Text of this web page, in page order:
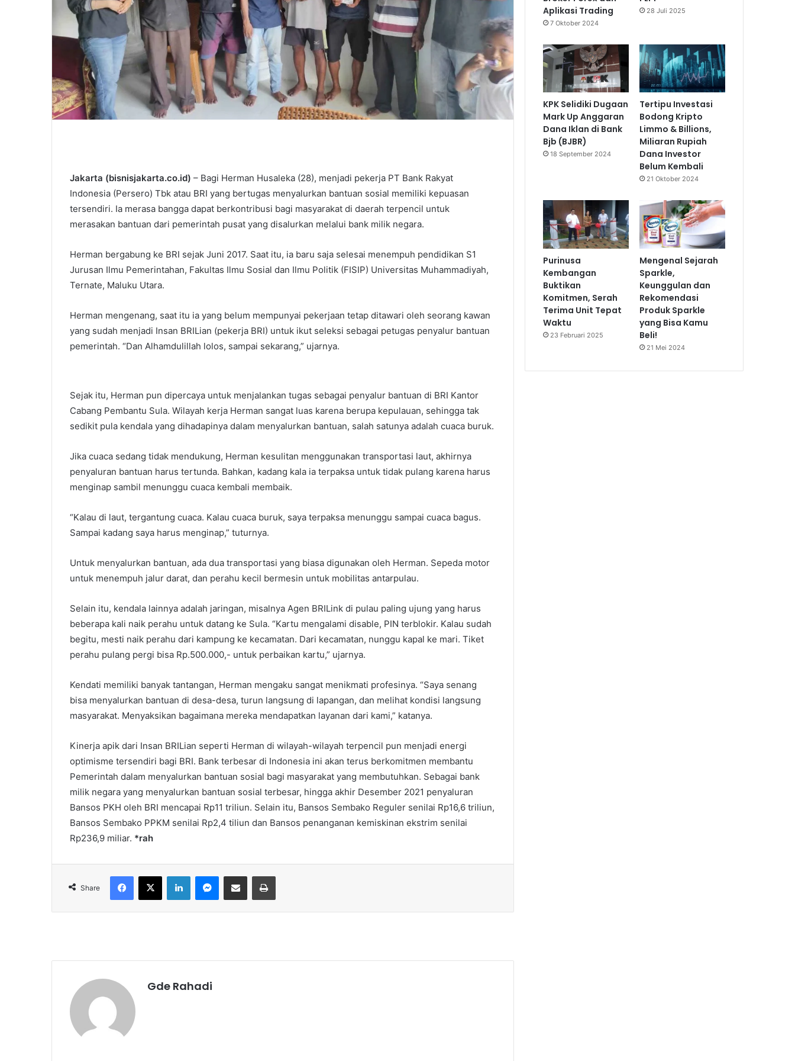
Jakarta (bisnisjakarta.co.id) – Bagi Herman Husaleka (28), menjadi pekerja PT Bank Rakyat
Indonesia (Persero) Tbk atau BRI yang bertugas menyalurkan bantuan sosial memiliki kepuasan
tersendiri. Ia merasa bangga dapat berkontribusi bagi masyarakat di daerah terpencil untuk
merasakan bantuan dari pemerintah pusat yang disalurkan melalui bank milik negara.
Herman bergabung ke BRI sejak Juni 2017. Saat itu, ia baru saja selesai menempuh pendidikan S1
Jurusan Ilmu Pemerintahan, Fakultas Ilmu Sosial dan Ilmu Politik (FISIP) Universitas Muhammadiyah,
Ternate, Maluku Utara.
Herman mengenang, saat itu ia yang belum mempunyai pekerjaan tetap ditawari oleh seorang kawan
yang sudah menjadi Insan BRILian (pekerja BRI) untuk ikut seleksi sebagai petugas penyalur bantuan
pemerintah. “Dan Alhamdulillah lolos, sampai sekarang,” ujarnya.
Sejak itu, Herman pun dipercaya untuk menjalankan tugas sebagai penyalur bantuan di BRI Kantor
Cabang Pembantu Sula. Wilayah kerja Herman sangat luas karena berupa kepulauan, sehingga tak
sedikit pula kendala yang dihadapinya dalam menyalurkan bantuan, salah satunya adalah cuaca buruk.
Jika cuaca sedang tidak mendukung, Herman kesulitan menggunakan transportasi laut, akhirnya
penyaluran bantuan harus tertunda. Bahkan, kadang kala ia terpaksa untuk tidak pulang karena harus
menginap sambil menunggu cuaca kembali membaik.
“Kalau di laut, tergantung cuaca. Kalau cuaca buruk, saya terpaksa menunggu sampai cuaca bagus.
Sampai kadang saya harus menginap,” tuturnya.
Untuk menyalurkan bantuan, ada dua transportasi yang biasa digunakan oleh Herman. Sepeda motor
untuk menempuh jalur darat, dan perahu kecil bermesin untuk mobilitas antarpulau.
Selain itu, kendala lainnya adalah jaringan, misalnya Agen BRILink di pulau paling ujung yang harus
beberapa kali naik perahu untuk datang ke Sula. “Kartu mengalami disable, PIN terblokir. Kalau sudah
begitu, mesti naik perahu dari kampung ke kecamatan. Dari kecamatan, nunggu kapal ke mari. Tiket
perahu pulang pergi bisa Rp.500.000,- untuk perbaikan kartu,” ujarnya.
Kendati memiliki banyak tantangan, Herman mengaku sangat menikmati profesinya. “Saya senang
bisa menyalurkan bantuan di desa-desa, turun langsung di lapangan, dan melihat kondisi langsung
masyarakat. Menyaksikan bagaimana mereka mendapatkan layanan dari kami,” katanya.
Kinerja apik dari Insan BRILian seperti Herman di wilayah-wilayah terpencil pun menjadi energi
optimisme tersendiri bagi BRI. Bank terbesar di Indonesia ini akan terus berkomitmen membantu
Pemerintah dalam menyalurkan bantuan sosial bagi masyarakat yang membutuhkan. Sebagai bank
milik negara yang menyalurkan bantuan sosial terbesar, hingga akhir Desember 2021 penyaluran
Bansos PKH oleh BRI mencapai Rp11 triliun. Selain itu, Bansos Sembako Reguler senilai Rp16,6 triliun,
Bansos Sembako PPKM senilai Rp2,4 tiliun dan Bansos penanganan kemiskinan ekstrim senilai
Rp236,9 miliar. *rah
Share
Gde Rahadi
Aplikasi Trading
7 Oktober 2024
28 Juli 2025
KPK Selidiki Dugaan
Mark Up Anggaran
Dana Iklan di Bank
Bjb (BJBR)
18 September 2024
Tertipu Investasi
Bodong Kripto
Limmo & Billions,
Miliaran Rupiah
Dana Investor
Belum Kembali
21 Oktober 2024
Purinusa
Kembangan
Buktikan
Komitmen, Serah
Terima Unit Tepat
Waktu
23 Februari 2025
Mengenal Sejarah
Sparkle,
Keunggulan dan
Rekomendasi
Produk Sparkle
yang Bisa Kamu
Beli!
21 Mei 2024